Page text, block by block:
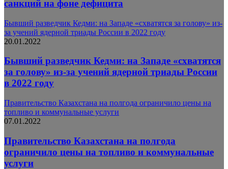
санкций на фоне дефицита
Бывший разведчик Кедми: на Западе «схватятся за голову» из-
за учений ядерной триады России в 2022 году
20.01.2022
Бывший разведчик Кедми: на Западе «схватятся
за голову» из-за учений ядерной триады России
в 2022 году
Правительство Казахстана на полгода ограничило цены на
топливо и коммунальные услуги
07.01.2022
Правительство Казахстана на полгода
ограничило цены на топливо и коммунальные
услуги